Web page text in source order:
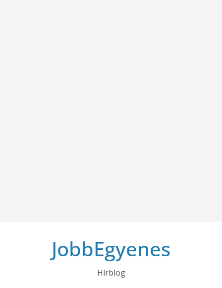
JobbEgyenes
Hírblog